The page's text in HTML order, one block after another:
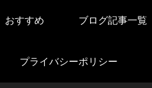
おすすめ ブログ記事一覧
プライバシーポリシー